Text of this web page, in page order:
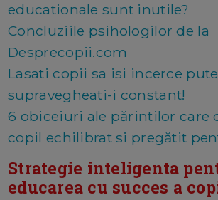
educationale sunt inutile?
Concluziile psihologilor de la
Desprecopii.com
Lasati copii sa isi incerce
supravegheati-i constant!
6 obiceiuri ale părintilor care
copil echilibrat si pregătit
Strategie inteligenta
educarea cu succes a